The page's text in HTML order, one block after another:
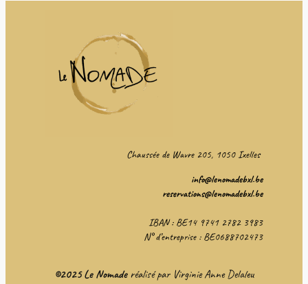
Chaussée de Wavre 205, 1050 Ixelles
info@lenomadebxl.be
reservations@lenomadebxl.be
IBAN : BE14 9741 2782 3983
N° d’entreprise : BE0688702473
©2025 Le Nomaderéalisé par Virginie Anne Delaleu